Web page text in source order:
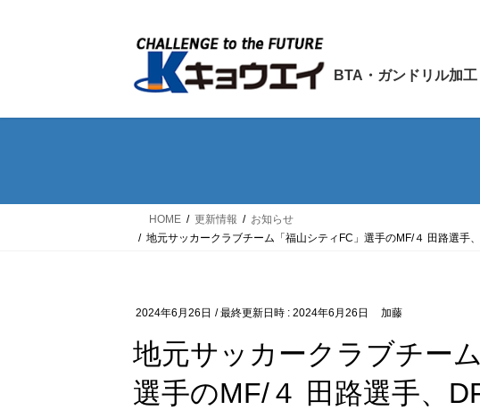
へ
プ
ョ
動
BTA・ガンドリル加工
HOME 更新情報
お知らせ
地元サッカークラブチーム「福山シティFC」選手のMF/４ 田路選手
2024年6月26日 / 最終更新日時 :2024年6月26日 加藤
地元サッカークラブチー
選手のMF/４ 田路選手、